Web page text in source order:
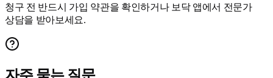
청구 전 반드시 가입 약관을 확인하거나 보닥 앱에서 전문가
상담을 받아보세요.
자주 묻는 질문